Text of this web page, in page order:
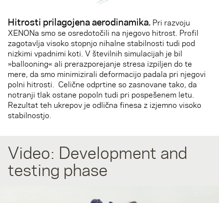
Hitrosti prilagojena aerodinamika Pri razvoju
XENONa smo se osredotočili na njegovo hitrost. Profil
zagotavlja visoko stopnjo nihalne stabilnosti tudi pod
nizkimi vpadnimi koti. V številnih simulacijah je bil
»ballooning« ali prerazporejanje stresa izpiljen do te
mere, da smo minimizirali deformacijo padala pri njegovi
polni hitrosti. Celične odprtine so zasnovane tako, da
notranji tlak ostane popoln tudi pri pospešenem letu.
Rezultat teh ukrepov je odlična finesa z izjemno visoko
stabilnostjo.
Video: Development and
testing phase